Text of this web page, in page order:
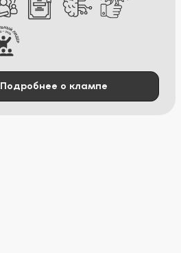
Подробнее о клампе